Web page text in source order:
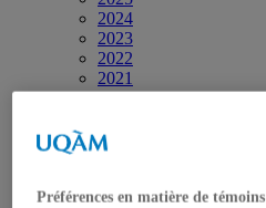
2024
2023
2022
2021
2020
2018
2017
2015
Préférences en matière de témoins